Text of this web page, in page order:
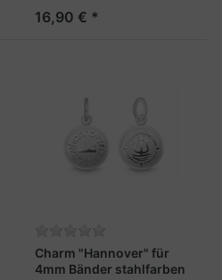
16,90 € *
Charm "Hannover" für
4mm Bänder stahlfarben